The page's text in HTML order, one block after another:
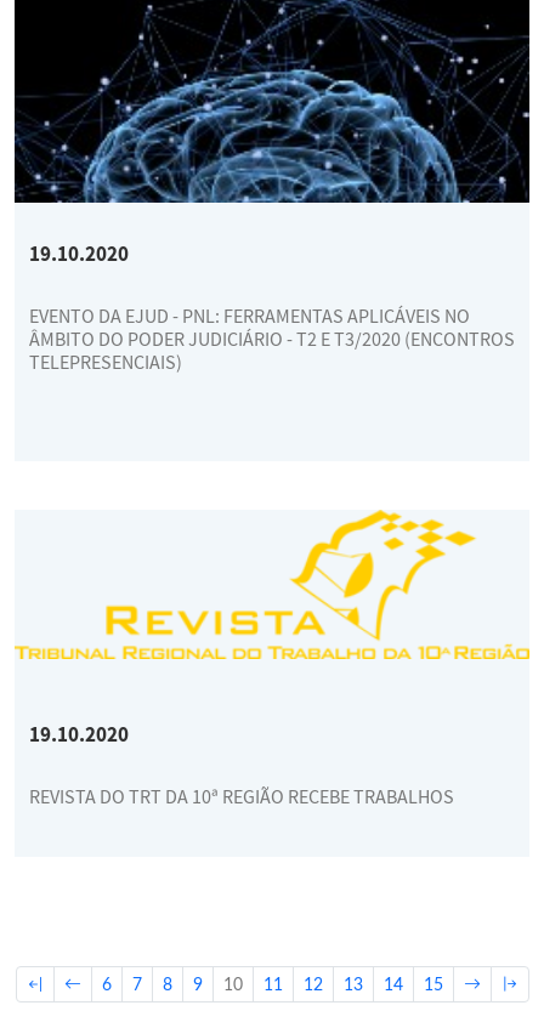
19.10.2020
EVENTO DA EJUD - PNL: FERRAMENTAS APLICÁVEIS NO
ÂMBITO DO PODER JUDICIÁRIO - T2 E T3/2020 (ENCONTROS
TELEPRESENCIAIS)
19.10.2020
REVISTA DO TRT DA 10ª REGIÃO RECEBE TRABALHOS
6 7 8 9 10 11 12 13 14 15